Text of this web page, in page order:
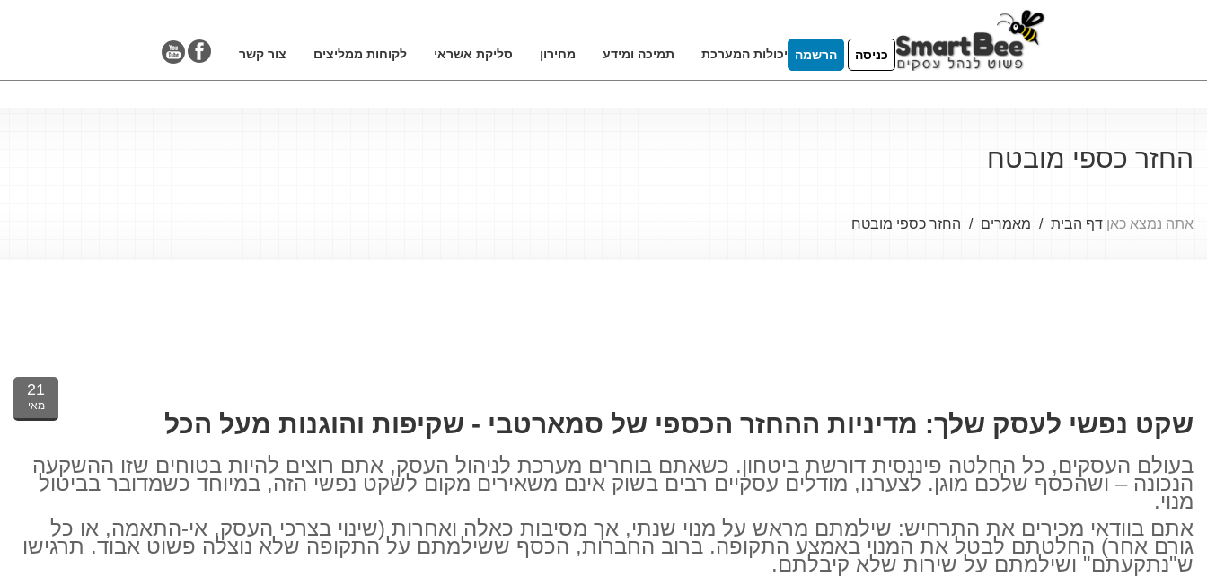
כניסה הרשמה יכולות המערכת תמיכה ומידע מחירון סליקת אשראי לקוחות ממליצים צור קשר
החזר כספי מובטח
אתה נמצא כאן דף הבית מאמרים החזר כספי מובטח
21
מאי
שקט נפשי לעסק שלך: מדיניות ההחזר הכספי של סמארטבי - שקיפות והוגנות מעל הכל
בעולם העסקים, כל החלטה פיננסית דורשת ביטחון. כשאתם בוחרים מערכת לניהול העסק, אתם רוצים להיות בטוחים שזו ההשקעה
הנכונה – ושהכסף שלכם מוגן. לצערנו, מודלים עסקיים רבים בשוק אינם משאירים מקום לשקט נפשי הזה, במיוחד כשמדובר בביטול
מנוי.
אתם בוודאי מכירים את התרחיש: שילמתם מראש על מנוי שנתי, אך מסיבות כאלה ואחרות (שינוי בצרכי העסק, אי-התאמה, או כל
גורם אחר) החלטתם לבטל את המנוי באמצע התקופה. ברוב החברות, הכסף ששילמתם על התקופה שלא נוצלה פשוט אבוד. תרגישו
ש"נתקעתם" ושילמתם על שירות שלא קיבלתם.